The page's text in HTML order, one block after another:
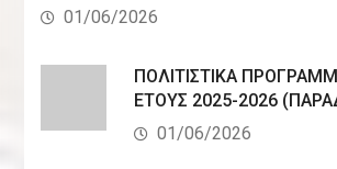
01/06/2026
ΠΟΛΙΤΙΣΤΙΚΑ
ΕΤΟΥΣ 2025-2026
01/06/2026